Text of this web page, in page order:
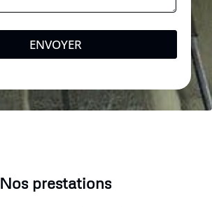
ENVOYER
Nos prestations